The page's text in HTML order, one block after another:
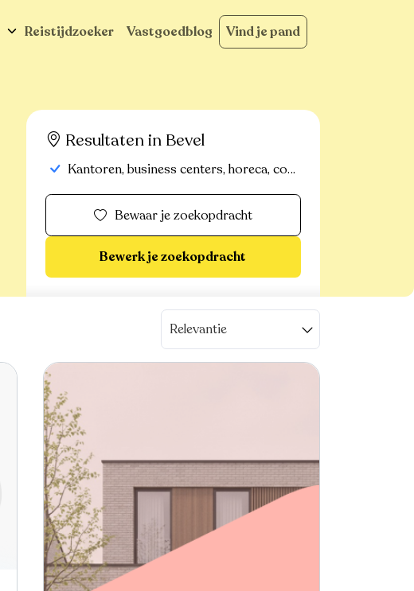
Reistijdzoeker Vastgoedblog Vind je pand
Resultaten in Bevel
Kantoren, business centers, horeca, commerciële panden, handelspanden, bedrijfsvastgoed, industrieel-magazijn-logistiek, commerciele gronden
Bewaar je zoekopdracht
Bewerk je zoekopdracht
Relevantie